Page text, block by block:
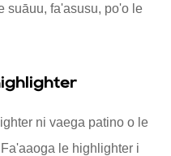
suāuu, fa'asusu, po'o le
ni vaega patino o le
le highlighter i